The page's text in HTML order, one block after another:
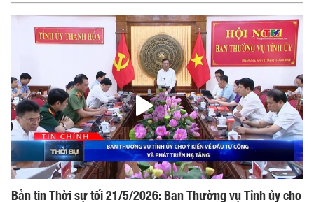
Bản tin Thời sự tối 21/5/2026: Ban Thường vụ Tỉnh ủy cho